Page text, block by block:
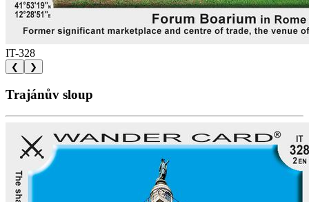
IT-328
❮ ❯
Trajánův sloup